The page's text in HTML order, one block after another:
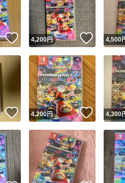
他フリマ実績◯+ この
スピード&安心発送
※このバッジは実績に基づく表示であ
スピード＆安心発送
この
ます
スピード発送 このユ
安心発送 この
いいね！
4,200円 いいね
4,500
いいね！
4,200円 いいね
4,300